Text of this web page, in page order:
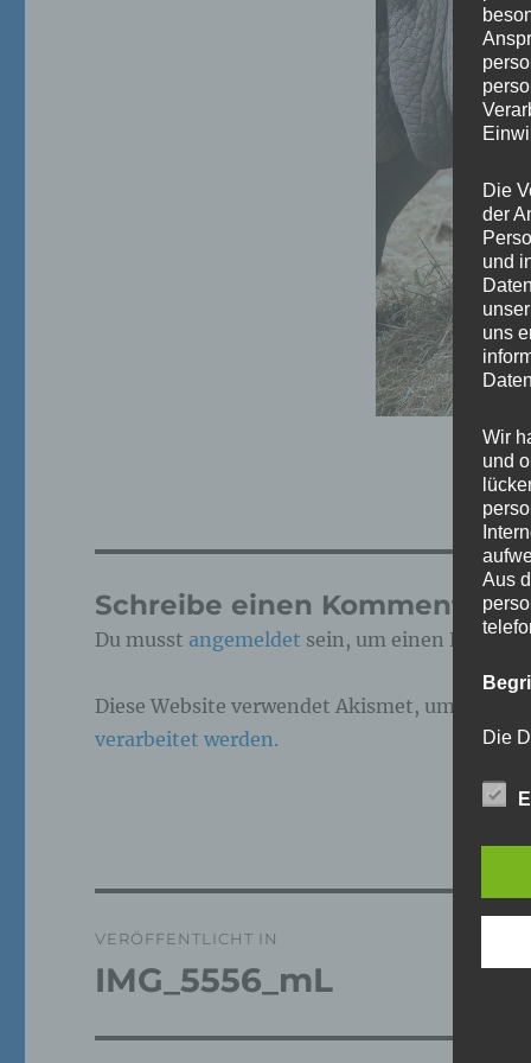
Schreibe einen Kommentar
Du musst angemeldet sein, um einen
Diese Website verwendet Akismet, um Spam
verarbeitet werden.
VERÖFFENTLICHT IN
IMG_5556_mL
Die
der
und
uns
Wir
und
Aus
Die
dies
Wir